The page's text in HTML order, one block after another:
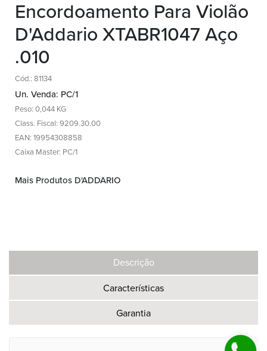
Encordoamento Para Violão
D'Addario XTABR1047 Aço
.010
Cód.: 81134
Un. Venda: PC/1
Peso: 0,044 KG
Class. Fiscal: 9209.30.00
EAN: 19954308858
Caixa Master: PC/1
Mais Produtos D'ADDARIO
Descrição
Características
Garantia